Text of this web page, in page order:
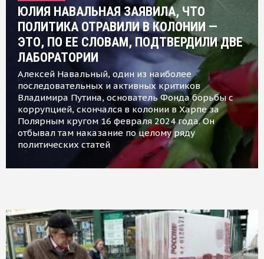
ЮЛИЯ НАВАЛЬНАЯ ЗАЯВИЛА, ЧТО
ПОЛИТИКА ОТРАВИЛИ В КОЛОНИИ —
ЭТО, ПО ЕЕ СЛОВАМ, ПОДТВЕРДИЛИ ДВЕ
ЛАБОРАТОРИИ
Алексей Навальный, один из наиболее
последовательных и активных критиков
Владимира Путина, основатель Фонда борьбы с
коррупцией, скончался в колонии в Харпе за
Полярным кругом 16 февраля 2024 года. Он
отбывал там наказание по целому ряду
политических статей